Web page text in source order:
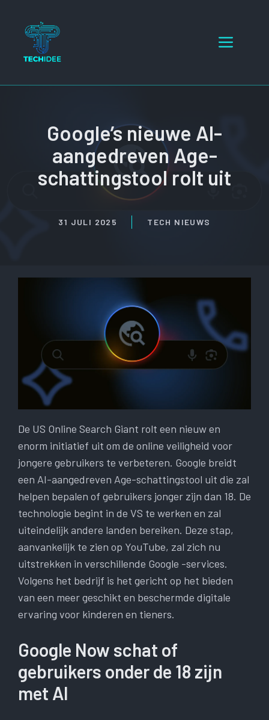
inhoud
Menu
Google’s nieuwe AI-
aangedreven Age-
schattingstool rolt uit
31 JULI 2025 TECH NIEUWS
De US Online Search Giant rolt een nieuw en
enorm initiatief uit om de online veiligheid voor
jongere gebruikers te verbeteren. Google breidt
een AI-aangedreven Age-schattingstool uit die zal
helpen bepalen of gebruikers jonger zijn dan 18. De
technologie begint in de VS te werken en zal
uiteindelijk andere landen bereiken. Deze stap,
aanvankelijk te zien op YouTube, zal zich nu
uitstrekken in verschillende Google -services.
Volgens het bedrijf is het gericht op het bieden
van een meer geschikt en beschermde digitale
ervaring voor kinderen en tieners.
Google Now schat of
gebruikers onder de 18 zijn
met AI